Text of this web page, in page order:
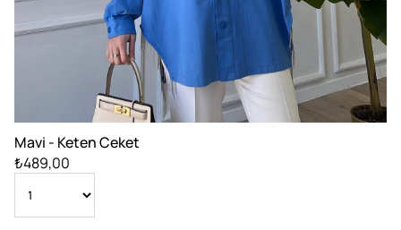
Mavi - Keten Ceket
₺489,00